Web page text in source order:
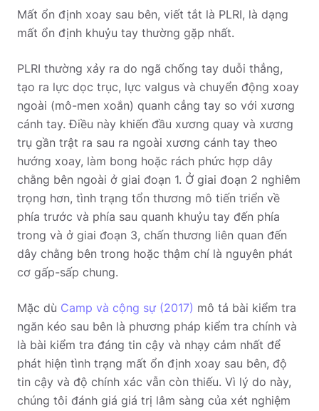
Mất ổn định xoay sau bên, viết tắt là PLRI, là dạng
mất ổn định khuỷu tay thường gặp nhất.
PLRI thường xảy ra do ngã chống tay duỗi thẳng,
tạo ra lực dọc trục, lực valgus và chuyển động xoay
ngoài (mô-men xoắn) quanh cẳng tay so với xương
cánh tay. Điều này khiến đầu xương quay và xương
trụ gần trật ra sau ra ngoài xương cánh tay theo
hướng xoay, làm bong hoặc rách phức hợp dây
chằng bên ngoài ở giai đoạn 1. Ở giai đoạn 2 nghiêm
trọng hơn, tình trạng tổn thương mô tiến triển về
phía trước và phía sau quanh khuỷu tay đến phía
trong và ở giai đoạn 3, chấn thương liên quan đến
dây chằng bên trong hoặc thậm chí là nguyên phát
cơ gấp-sấp chung.
Mặc dù Camp và cộng sự (2017) mô tả bài kiểm tra
ngăn kéo sau bên là phương pháp kiểm tra chính và
là bài kiểm tra đáng tin cậy và nhạy cảm nhất để
phát hiện tình trạng mất ổn định xoay sau bên, độ
tin cậy và độ chính xác vẫn còn thiếu. Vì lý do này,
chúng tôi đánh giá giá trị lâm sàng của xét nghiệm